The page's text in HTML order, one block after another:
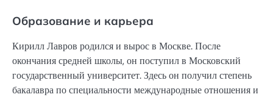
Образование и карьера
Кирилл Лавров родился и вырос в Москве. После
окончания средней школы, он поступил в Московский
государственный университет. Здесь он получил степень
бакалавра по специальности международные отношения и